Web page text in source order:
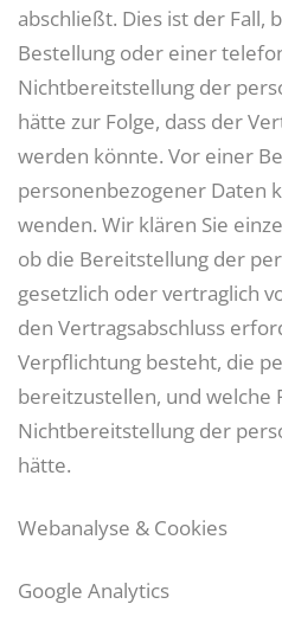
abschließt. Dies ist der Fall,
Bestellung oder einer
Nichtbereitstellung der
hätte zur Folge, dass der
werden könnte. Vor einer
personenbezogener Daten
wenden. Wir klären Sie
ob die Bereitstellung der
gesetzlich oder vertraglich
den Vertragsabschluss
Verpflichtung besteht, die
bereitzustellen, und welche
Nichtbereitstellung der
hätte.
Webanalyse & Cookies
Google Analytics